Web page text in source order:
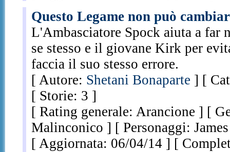
Questo Legame non può
L'Ambasciatore Spock aiuta a far
se stesso e il giovane Kirk per
faccia il suo stesso errore.
[ Autore: Shetani Bonaparte ] [
[ Storie: 3 ]
[ Rating generale: Arancione ] [
Malinconico ] [ Personaggi:
[ Aggiornata: 06/04/14 ] [